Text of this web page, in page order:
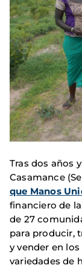
Tras dos años
Casamance
que Manos
financiero de
de 27
para producir,
y vender en
variedades de